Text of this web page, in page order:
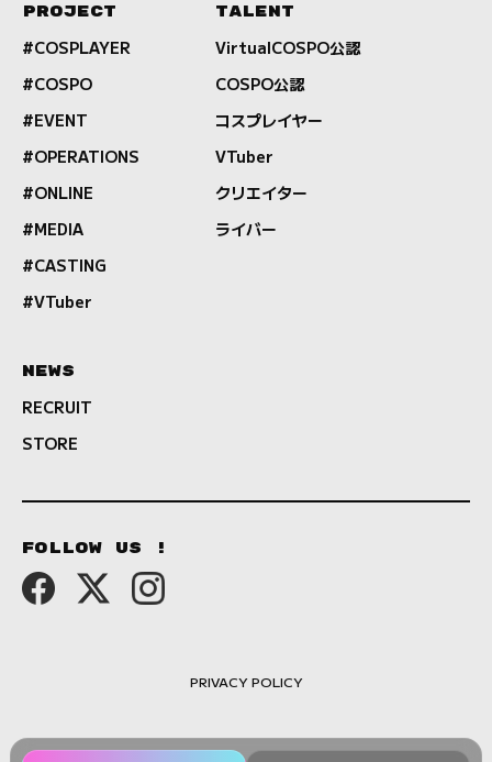
PROJECT
#COSPLAYER
#COSPO
#EVENT
#OPERATIONS
#ONLINE
#MEDIA
#CASTING
#VTuber
TALENT
VirtualCOSPO公認
COSPO公認
コスプレイヤー
VTuber
クリエイター
ライバー
NEWS
RECRUIT
STORE
FOLLOW US !
PRIVACY POLICY